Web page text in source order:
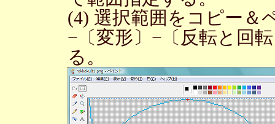
(4) 選択範囲をコピー＆
−〔変形〕−〔反転と回
る。